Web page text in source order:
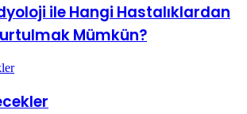
ile Hangi Hastalıklardan
Mümkün?